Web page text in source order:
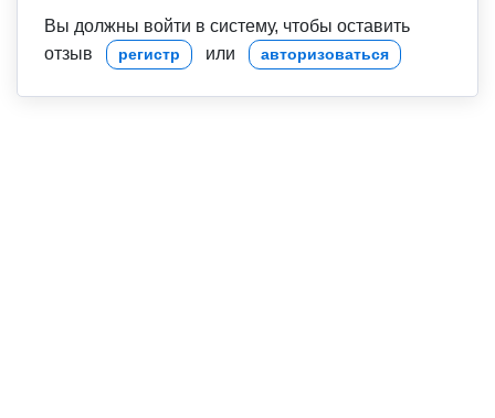
Вы должны войти в систему, чтобы оставить
отзыв
регистр или авторизоваться